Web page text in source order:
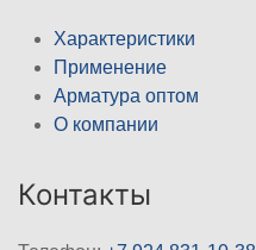
Характеристики
Применение
Арматура оптом
О компании
Контакты